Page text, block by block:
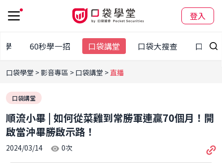
登入
學 60秒學一招 口袋講堂 口袋大搜查 口袋有
口袋學堂 影音專區 口袋講堂 直播
口袋講堂
順流小畢 | 如何從菜雞到常勝軍連贏70個月！開
啟當沖畢勝啟示路！
2024/03/14 0次